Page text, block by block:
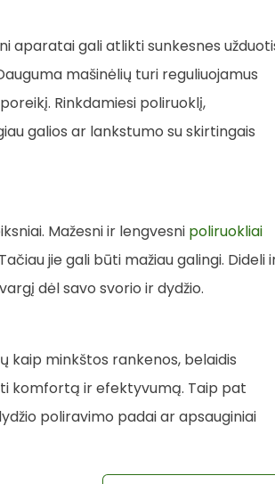
aparatai gali atlikti sunkesnes
mašinėlių turi reguliuojamus
Rinkdamiesi poliruoklį,
galios ar lankstumo su skirtingais
Mažesni ir lengvesni poliruokliai
jie gali būti mažiau galingi. Dideli
dėl savo svorio ir dydžio.
kaip minkštos rankenos, belaidis
komfortą ir efektyvumą. Taip pat
poliravimo padai ar apsauginiai